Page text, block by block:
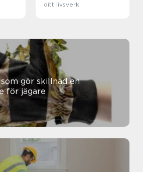
ditt livsverk
gör skillnad en
för jägare